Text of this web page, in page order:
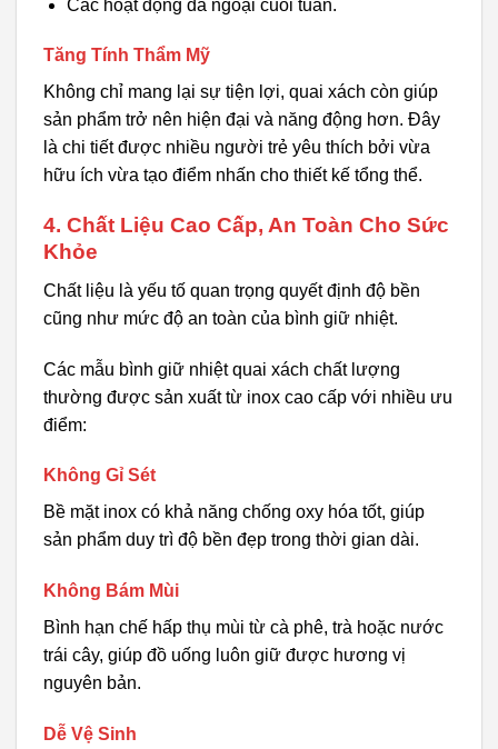
Các hoạt động dã ngoại cuối tuần.
Tăng Tính Thẩm Mỹ
Không chỉ mang lại sự tiện lợi, quai xách còn giúp
sản phẩm trở nên hiện đại và năng động hơn. Đây
là chi tiết được nhiều người trẻ yêu thích bởi vừa
hữu ích vừa tạo điểm nhấn cho thiết kế tổng thể.
4. Chất Liệu Cao Cấp, An Toàn Cho Sức
Khỏe
Chất liệu là yếu tố quan trọng quyết định độ bền
cũng như mức độ an toàn của bình giữ nhiệt.
Các mẫu bình giữ nhiệt quai xách chất lượng
thường được sản xuất từ inox cao cấp với nhiều ưu
điểm:
Không Gỉ Sét
Bề mặt inox có khả năng chống oxy hóa tốt, giúp
sản phẩm duy trì độ bền đẹp trong thời gian dài.
Không Bám Mùi
Bình hạn chế hấp thụ mùi từ cà phê, trà hoặc nước
trái cây, giúp đồ uống luôn giữ được hương vị
nguyên bản.
Dễ Vệ Sinh